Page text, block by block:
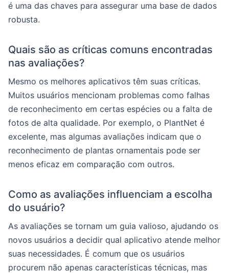
é uma das chaves para assegurar uma base de dados
robusta.
Quais são as críticas comuns encontradas
nas avaliações?
Mesmo os melhores aplicativos têm suas críticas.
Muitos usuários mencionam problemas como falhas
de reconhecimento em certas espécies ou a falta de
fotos de alta qualidade. Por exemplo, o PlantNet é
excelente, mas algumas avaliações indicam que o
reconhecimento de plantas ornamentais pode ser
menos eficaz em comparação com outros.
Como as avaliações influenciam a escolha
do usuário?
As avaliações se tornam um guia valioso, ajudando os
novos usuários a decidir qual aplicativo atende melhor
suas necessidades. É comum que os usuários
procurem não apenas características técnicas, mas